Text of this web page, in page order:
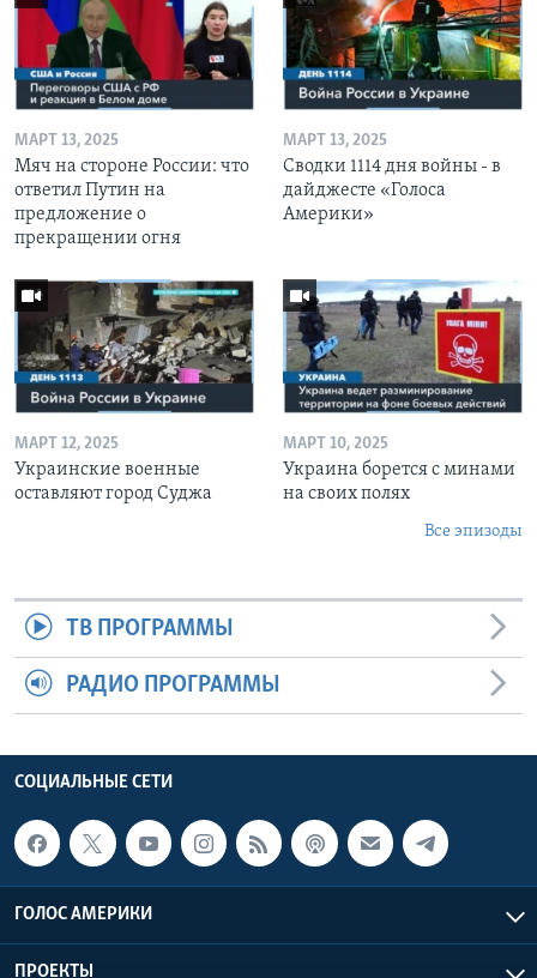
МАРТ 13, 2025
Мяч на стороне России: что
ответил Путин на
предложение о
прекращении огня
МАРТ 13, 2025
Сводки 1114 дня войны - в
дайджесте «Голоса
Америки»
МАРТ 12, 2025
Украинские военные
оставляют город Суджа
МАРТ 10, 2025
Украина борется с минами
на своих полях
Все эпизоды
ТВ ПРОГРАММЫ
РАДИО ПРОГРАММЫ
СОЦИАЛЬНЫЕ СЕТИ
ГОЛОС АМЕРИКИ
ПРОЕКТЫ